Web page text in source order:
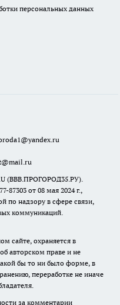
персональных данных
(ВВВ.ПРОГОРОД35.РУ).
от 08 мая 2024 г.,
по надзору в сфере связи,
коммуникаций.
сайте, охраняется в
авторском праве и не
бы то ни было форме, в
переработке не иначе
за комментарии